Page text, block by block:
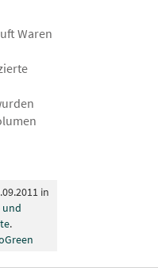
Waren
in
und
.